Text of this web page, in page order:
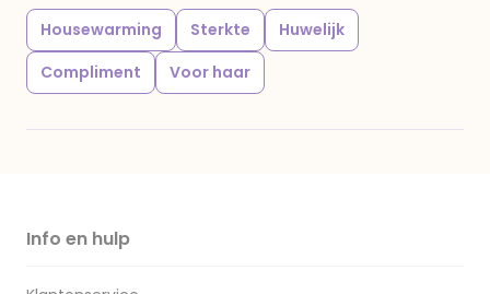
Housewarming Sterkte
Huwelijk
Compliment
Voor haar
Info en hulp